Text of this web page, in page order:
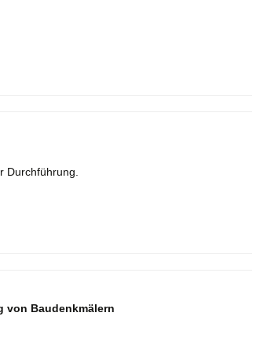
Durchführung.
von Baudenkmälern